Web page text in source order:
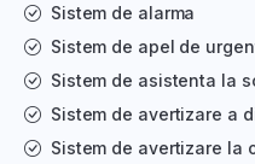
Sistem de alarma
Sistem de apel de
Sistem de asistenta la
Sistem de avertizare a
Sistem de avertizare la